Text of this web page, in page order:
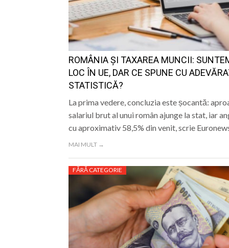
ROMÂNIA ȘI TAXAREA MUNCII:
LOC ÎN UE, DAR CE SPUNE CU
STATISTICĂ?
La prima vedere, concluzia este șocantă:
salariul brut al unui român ajunge la stat, iar
cu aproximativ 58,5% din venit, scrie
MAI MULT →
FĂRĂ CATEGORIE